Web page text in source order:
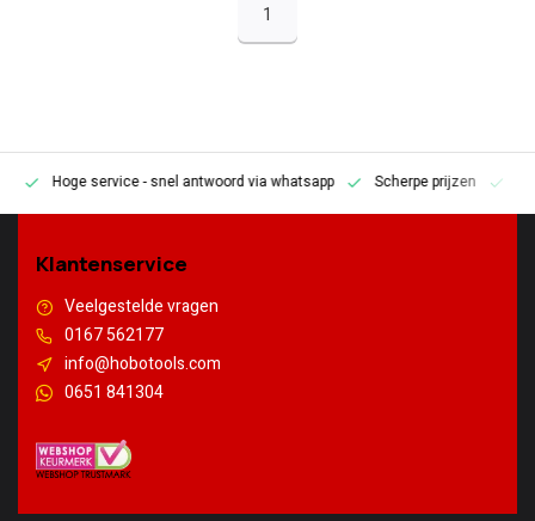
1
Hoge service- snel antwoord via whatsapp Scherpe prijzen
Klantenservice
Veelgestelde vragen
0167 562177
info@hobotools.com
0651 841304